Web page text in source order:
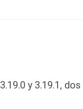
y 3.19.1,